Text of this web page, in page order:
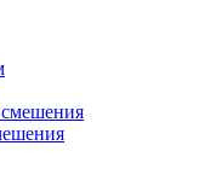
смешения